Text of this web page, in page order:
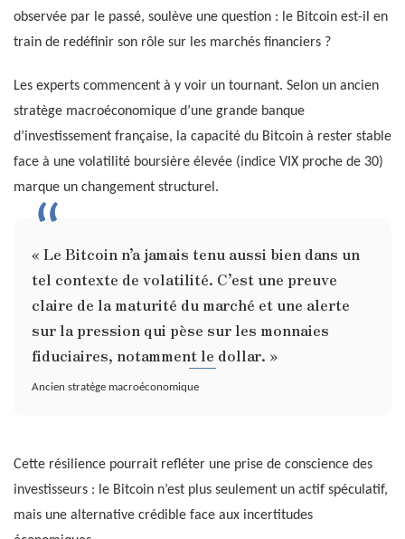
observée par le passé, soulève une question : le Bitcoin est-il en
train de redéfinir son rôle sur les marchés financiers ?
Les experts commencent à y voir un tournant. Selon un ancien
stratège macroéconomique d’une grande banque
d’investissement française, la capacité du Bitcoin à rester stable
face à une volatilité boursière élevée (indice VIX proche de 30)
marque un changement structurel.
« Le Bitcoin n’a jamais tenu aussi bien dans un
tel contexte de volatilité. C’est une preuve
claire de la maturité du marché et une alerte
sur la pression qui pèse sur les monnaies
fiduciaires, notamment le dollar. »
Ancien stratège macroéconomique
Cette résilience pourrait refléter une prise de conscience des
investisseurs : le Bitcoin n’est plus seulement un actif spéculatif,
mais une alternative crédible face aux incertitudes